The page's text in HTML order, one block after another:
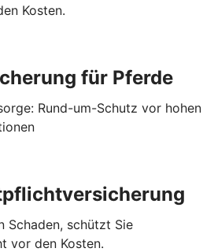
Kosten.
für Pferde
Rund-um-Schutz vor hohen
Schaden, schützt Sie
vor den Kosten.